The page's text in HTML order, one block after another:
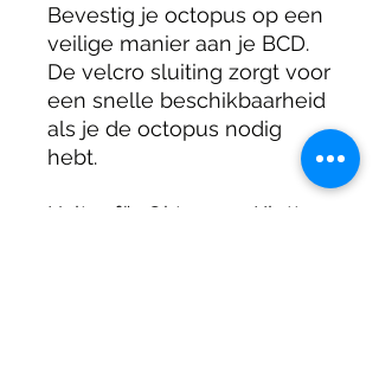
Bevestig je octopus op een
veilige manier aan je BCD.
De velcro sluiting zorgt voor
een snelle beschikbaarheid
als je de octopus nodig
hebt.
Halter für Oktopus - Klett